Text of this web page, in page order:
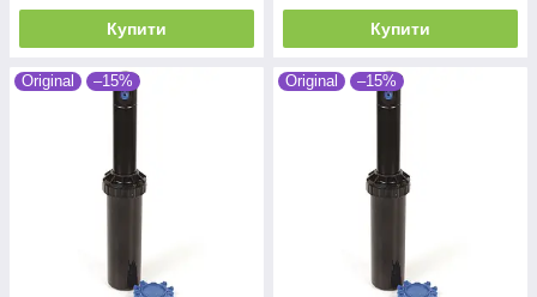
Купити Купити
Original –15% Original –15%